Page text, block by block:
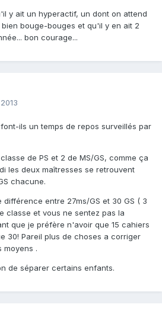
y ait un hyperactif, un dont on attend
bouge-bouges et qu'il y en ait 2
bon courage...
ils un temps de repos surveillés par
de PS et 2 de MS/GS, comme ça
les deux maîtresses se retrouvent
chacune.
entre 27ms/GS et 30 GS ( 3
classe et vous ne sentez pas la
que je préfère n'avoir que 15 cahiers
30! Pareil plus de choses a corriger
moyens .
de séparer certains enfants.